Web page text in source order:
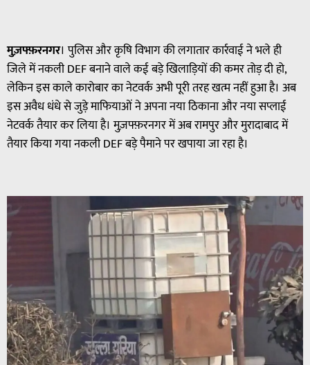
मुज़फ्फ़रनगर। पुलिस और कृषि विभाग की लगातार कार्रवाई ने भले ही
जिले में नकली DEF बनाने वाले कई बड़े खिलाड़ियों की कमर तोड़ दी हो,
लेकिन इस काले कारोबार का नेटवर्क अभी पूरी तरह खत्म नहीं हुआ है। अब
इस अवैध धंधे से जुड़े माफियाओं ने अपना नया ठिकाना और नया सप्लाई
नेटवर्क तैयार कर लिया है। मुज़फ्फ़रनगर में अब रामपुर और मुरादाबाद में
तैयार किया गया नकली DEF बड़े पैमाने पर खपाया जा रहा है।